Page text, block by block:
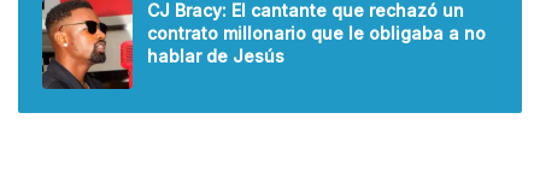
CJ Bracy: El cantante que rechazó un
contrato millonario que le obligaba a no
hablar de Jesús